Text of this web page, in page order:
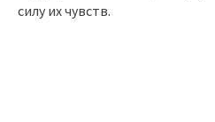
силу их чувств.